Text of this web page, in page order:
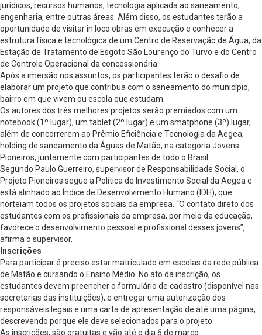
jurídicos, recursos humanos, tecnologia aplicada ao saneamento,
engenharia, entre outras áreas. Além disso, os estudantes terão a
oportunidade de visitar in loco obras em execução e conhecer a
estrutura física e tecnológica de um Centro de Reservação de Água, da
Estação de Tratamento de Esgoto São Lourenço do Turvo e do Centro
de Controle Operacional da concessionária.
Após a imersão nos assuntos, os participantes terão o desafio de
elaborar um projeto que contribua com o saneamento do município,
bairro em que vivem ou escola que estudam.
Os autores dos três melhores projetos serão premiados com um
notebook (1º lugar), um tablet (2º lugar) e um smatphone (3º) lugar,
além de concorrerem ao Prêmio Eficiência e Tecnologia da Aegea,
holding de saneamento da Águas de Matão, na categoria Jovens
Pioneiros, juntamente com participantes de todo o Brasil.
Segundo Paulo Guerreiro, supervisor de Responsabilidade Social, o
Projeto Pioneiros segue a Política de Investimento Social da Aegea e
está alinhado ao Índice de Desenvolvimento Humano (IDH), que
norteiam todos os projetos sociais da empresa. “O contato direto dos
estudantes com os profissionais da empresa, por meio da educação,
favorece o desenvolvimento pessoal e profissional desses jovens”,
afirma o supervisor.
Inscrições
Para participar é preciso estar matriculado em escolas da rede pública
de Matão e cursando o Ensino Médio. No ato da inscrição, os
estudantes devem preencher o formulário de cadastro (disponível nas
secretarias das instituições), e entregar uma autorização dos
responsáveis legais e uma carta de apresentação de até uma página,
descrevendo porque ele deve selecionados para o projeto.
As inscrições, são gratuitas e vão até o dia 6 de março.